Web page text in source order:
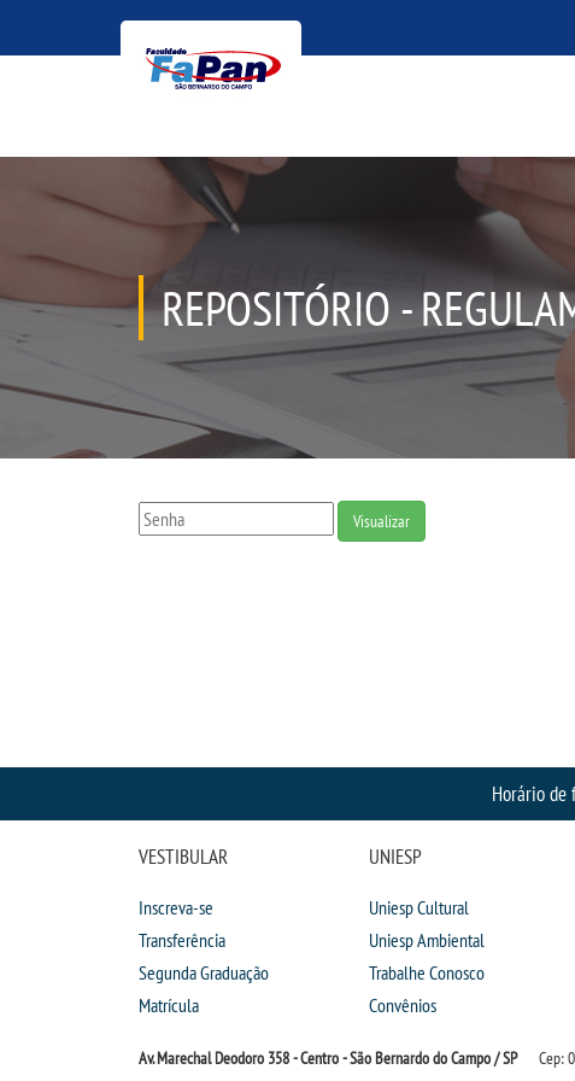
REPOSITÓRIO -
Visualizar
Horário de
VESTIBULAR
Inscreva-se
Transferência
Segunda Graduação
Matrícula
UNIESP
Uniesp Cultural
Uniesp Ambiental
Trabalhe Conosco
Convênios
Av. Marechal Deodoro 358 - Centro - São Bernardo do Campo / SP
Cep: